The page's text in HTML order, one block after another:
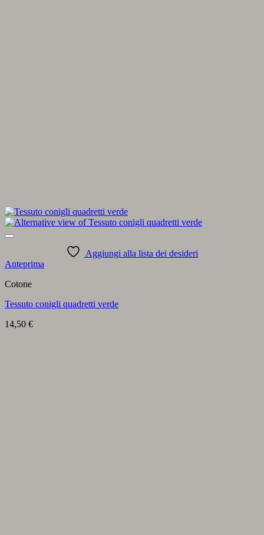
Aggiungi alla lista dei desideri
Anteprima
Cotone
Tessuto conigli quadretti verde
14,50 €